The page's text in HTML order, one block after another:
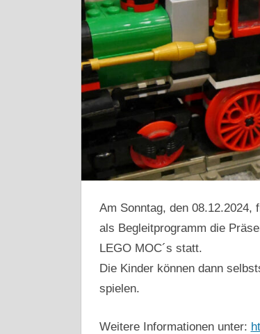
Am Sonntag, den 08.12.2024,
als Begleitprogramm die
LEGO MOC´s statt.
Die Kinder können dann
spielen.
Weitere Informationen unter: